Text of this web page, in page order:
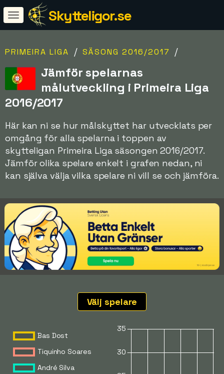
Skytteligor.se
PRIMEIRA LIGA / SÄSONG 2016/2017 /
Jämför spelarnas
målutveckling i Primeira Liga
2016/2017
Här kan ni se hur målskyttet har utvecklats per
omgång för alla spelarna i toppen av
skytteligan Primeira Liga säsongen 2016/2017.
Jämför olika spelare enkelt i grafen nedan, ni
kan själva välja vilka spelare ni vill se och jämföra.
Välj spelare